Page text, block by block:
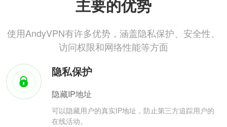
主要的优势
使用AndyVPN有许多优势，涵盖隐私保护、安全性、
访问权限和网络性能等方面
隐私保护
隐藏IP地址
可以隐藏用户的真实IP地址，防止第三方追踪用户的
在线活动。